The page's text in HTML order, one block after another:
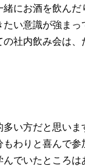
にお酒を飲ん
い意識が強まっ
社内飲み会は、
い方だと思いま
わりと喜んで
でいたところは